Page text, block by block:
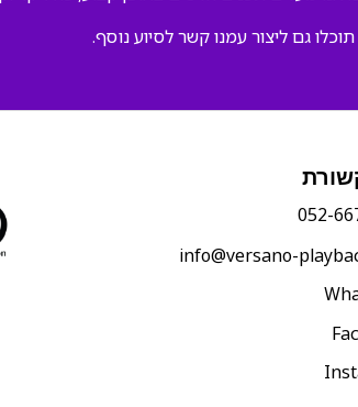
גם ליצור עמנו קשר לסיוע נוסף.
052-
‫info@versano-